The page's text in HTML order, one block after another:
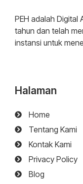
PEH adalah Digital
tahun dan telah
instansi untuk
Halaman
Home
Tentang Kami
Kontak Kami
Privacy Policy
Blog